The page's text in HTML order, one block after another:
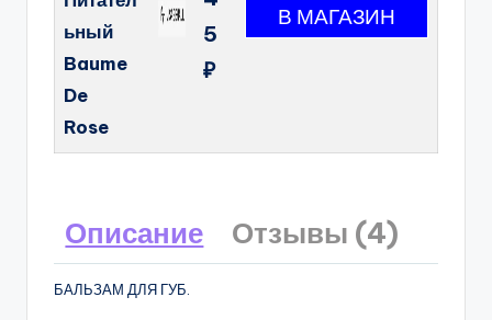
ьный
Baume
De
Rose
5
₽
Описание Отзывы (4)
БАЛЬЗАМ ДЛЯ ГУБ.